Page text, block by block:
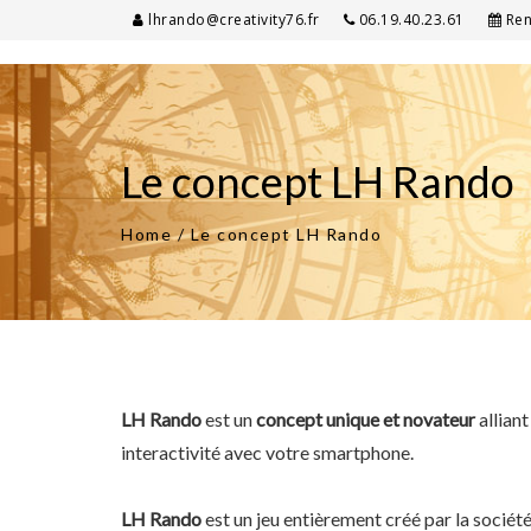
lhrando@creativity76.fr 06.19.40.23.61
Le concept LH Rando
Home / Le concept LH Rando
LH Randoest unconcept unique et novateuralliant
interactivité avec votre smartphone.
LH Randoest un jeu entièrement créé par la